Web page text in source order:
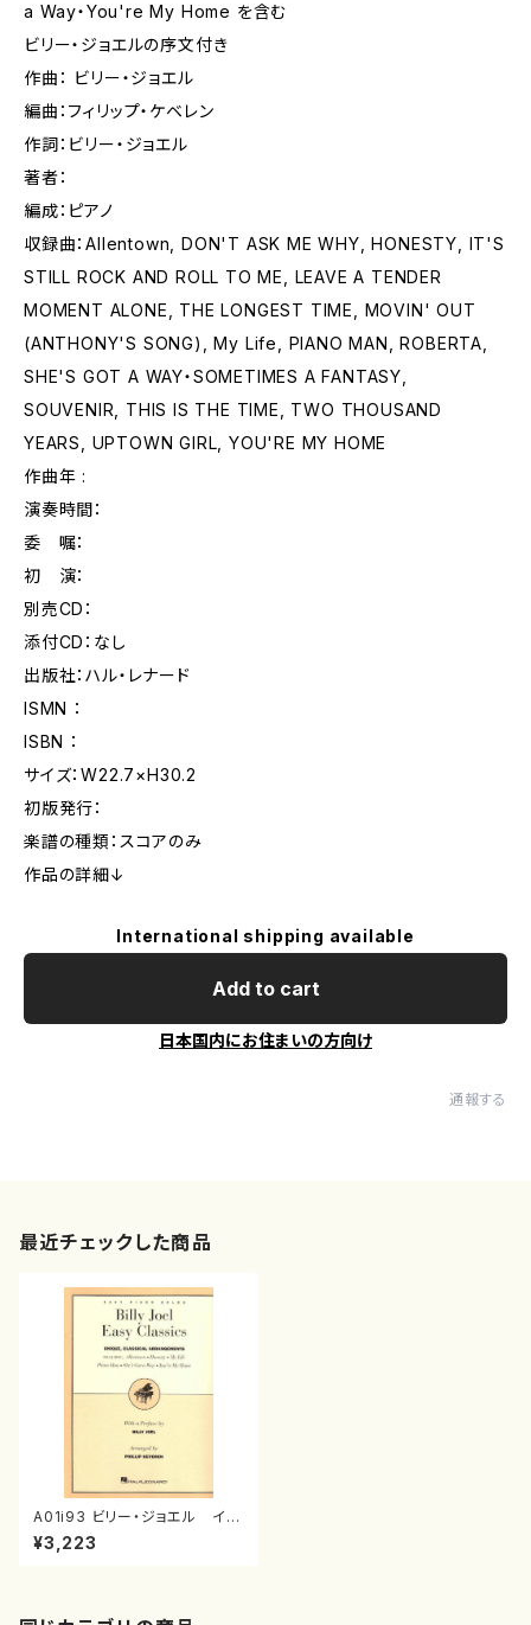
a Way・You're My Home を含む
ビリー・ジョエルの序文付き
作曲： ビリー・ジョエル
編曲：フィリップ・ケベレン
作詞：ビリー・ジョエル
著者：
編成：ピアノ
収録曲：Allentown, DON'T ASK ME WHY, HONESTY, IT'S
STILL ROCK AND ROLL TO ME, LEAVE A TENDER
MOMENT ALONE, THE LONGEST TIME, MOVIN' OUT
(ANTHONY'S SONG), My Life, PIANO MAN, ROBERTA,
SHE'S GOT A WAY・SOMETIMES A FANTASY,
SOUVENIR, THIS IS THE TIME, TWO THOUSAND
YEARS, UPTOWN GIRL, YOU'RE MY HOME
作曲年 :
演奏時間：
委 嘱：
初 演：
別売CD：
添付CD：なし
出版社：ハル・レナード
ISMN ：
ISBN ：
サイズ：W22.7×H30.2
初版発行：
楽譜の種類：スコアのみ
作品の詳細↓
International shipping available
Add to cart
日本国内にお住まいの方向け
通報する
最近チェックした商品
A01i93 ビリー・ジョエル イー
ジークラッシックス（ピアノ/ビリ
ー・ジョエル/楽譜）
¥3,223